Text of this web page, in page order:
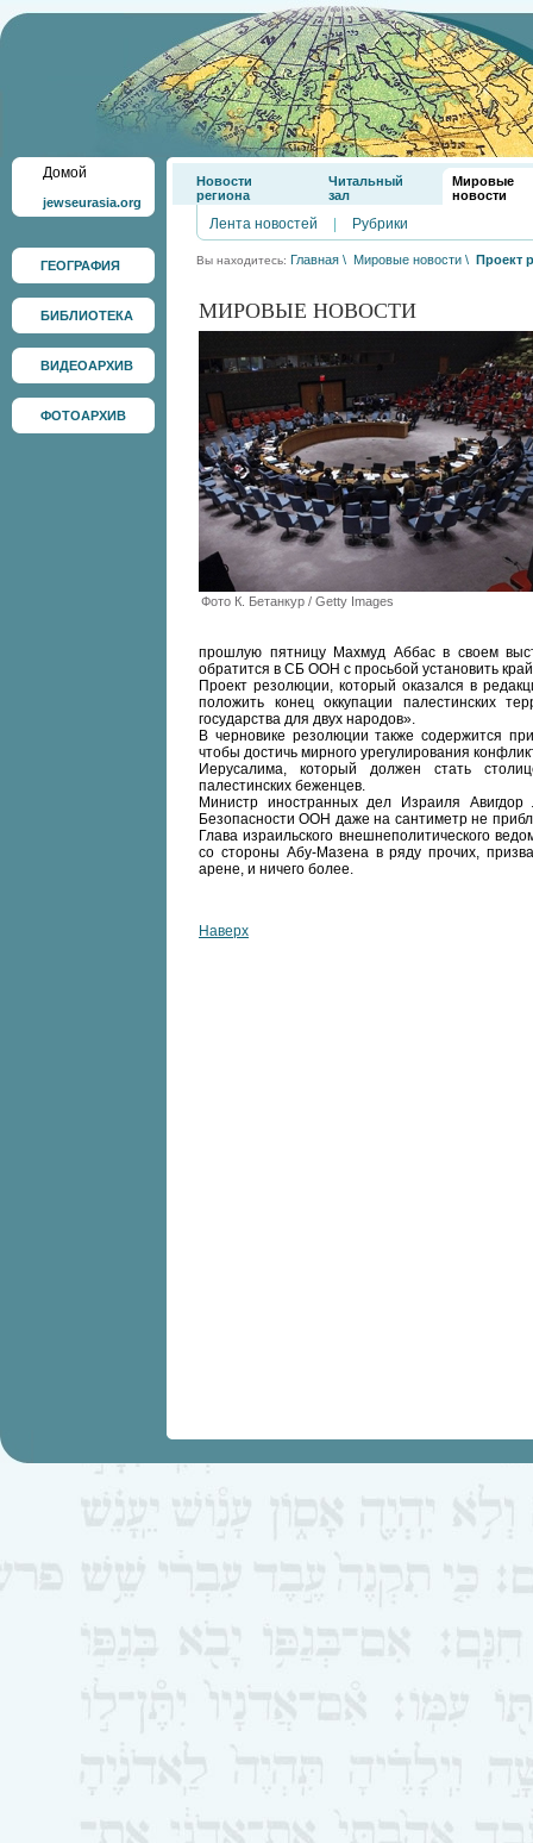
Домой
jewseurasia.org
ГЕОГРАФИЯ
БИБЛИОТЕКА
ВИДЕОАРХИВ
ФОТОАРХИВ
Новости
региона
Читальный
зал
Мировые
новости
Лента новостей Рубрики
Вы находитесь: Главная \ Мировые новости \ Проект
МИРОВЫЕ НОВОСТИ
Фото К. Бетанкур / Getty Images
прошлую пятницу Махмуд Аббас в своем
обратится в СБ ООН с просьбой установить
Проект резолюции, который оказался в
положить конец оккупации палестинских
государства для двух народов».
В черновике резолюции также содержится
чтобы достичь мирного урегулирования
Иерусалима, который должен стать
палестинских беженцев.
Министр иностранных дел Израиля
Безопасности ООН даже на сантиметр не
Глава израильского внешнеполитического
со стороны Абу-Мазена в ряду прочих,
арене, и ничего более.
Наверх